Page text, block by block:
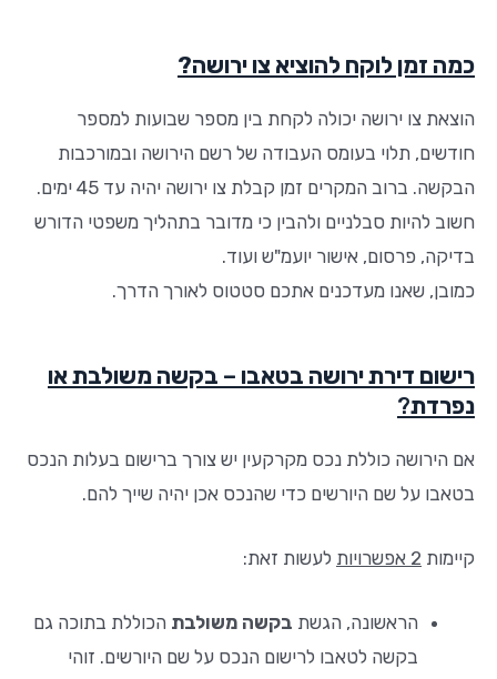
כמה זמן לוקח להוציא צו ירושה?
הוצאת צו ירושה יכולה לקחת בין מספר שבועות למספר
חודשים, תלוי בעומס העבודה של רשם הירושה ובמורכבות
הבקשה. ברוב המקרים זמן קבלת צו ירושה יהיה עד 45 ימים.
חשוב להיות סבלניים ולהבין כי מדובר בתהליך משפטי הדורש
בדיקה, פרסום, אישור יועמ"ש ועוד.
כמובן, שאנו מעדכנים אתכם סטטוס לאורך הדרך.
רישום דירת ירושה בטאבו – בקשה משולבת או
נפרדת?
אם הירושה כוללת נכס מקרקעין יש צורך ברישום בעלות הנכס
בטאבו על שם היורשים כדי שהנכס אכן יהיה שייך להם.
קיימות 2 אפשרויות לעשות זאת:
הראשונה, הגשת בקשה משולבת הכוללת בתוכה גם
בקשה לטאבו לרישום הנכס על שם היורשים. זוהי